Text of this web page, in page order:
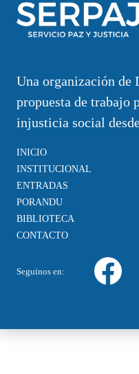
Una organización de
propuesta de trabajo
injusticia social
INICIO
INSTITUCIONAL
ENTRADAS
PORANDU
BIBLIOTECA
CONTACTO
Seguinos en: